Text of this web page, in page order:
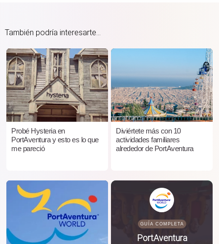
También podría interesarte...
Probé Hysteria en
PortAventura y esto es lo que
me pareció
Diviértete más con 10
actividades familiares
alrededor de PortAventura
GUÍA COMPLETA
PortAventura